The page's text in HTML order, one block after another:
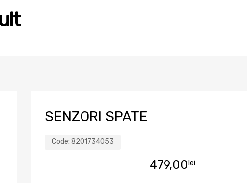
SENZORI SPATE
Code: 8201734053
479,00 lei